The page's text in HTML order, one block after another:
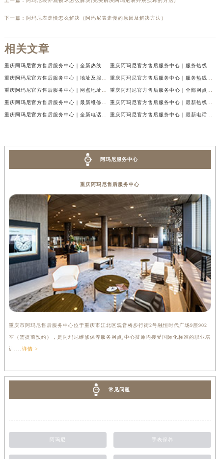
下一篇： 阿玛尼表走慢怎么解决（阿玛尼表走慢的原因及解决方法）
相关文章
阿玛尼服务中心
重庆阿玛尼售后服务中心
重庆市阿玛尼售后服务中心位于重庆市江北区观音桥步行街2号融恒时代广场9层902
室（需提前预约），是阿玛尼维修保养服务网点,中心技师均接受国际化标准的职业培
训.... 详情 >
常见问题
阿玛尼 手表保养